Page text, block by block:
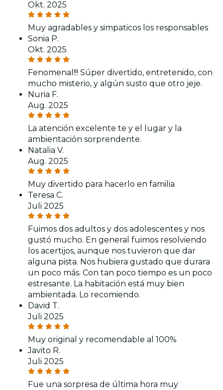
Okt. 2025
Muy agradables y simpaticos los responsables
Sonia P.
Okt. 2025
Fenomenal!!! Súper divertido, entretenido, con
mucho misterio, y algún susto que otro jeje.
Nuria F.
Aug. 2025
La atención excelente te y el lugar y la
ambientación sorprendente.
Natalia V.
Aug. 2025
Muy divertido para hacerlo en familia
Teresa C.
Juli 2025
Fuimos dos adultos y dos adolescentes y nos
gustó mucho. En general fuimos resolviendo
los acertijos, aunque nos tuvieron que dar
alguna pista. Nos hubiera gustado que durara
un poco más. Con tan poco tiempo es un poco
estresante. La habitación está muy bien
ambientada. Lo recomiendo.
David T.
Juli 2025
Muy original y recomendable al 100%
Javito R.
Juli 2025
Fue una sorpresa de última hora muy